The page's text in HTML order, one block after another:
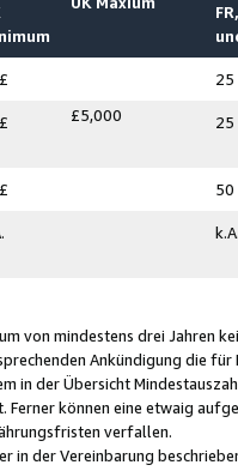
25
£5,000 25
50
von mindestens drei Jahren
Ankündigung die
in der Übersicht
können eine etwaig
verfallen.
in der Vereinbarung